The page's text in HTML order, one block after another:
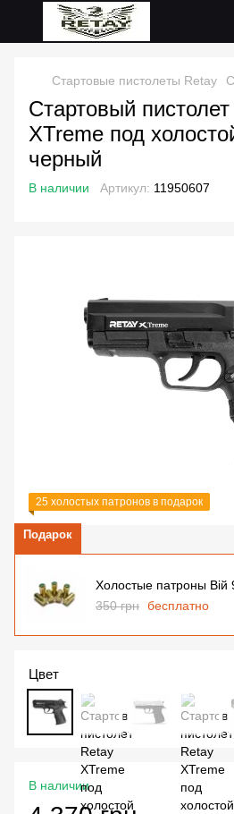
Стартовые пистолеты Retay
Стартовый
XTreme под
черный
В наличии Артикул: 11950607
25 холостых патронов в подарок
Подарок
Холостые патроны
350 грн бесплатно
Цвет
В наличии